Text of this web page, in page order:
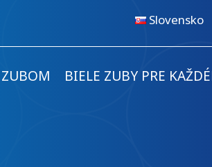
Slovensko
BIELE ZUBY PRE